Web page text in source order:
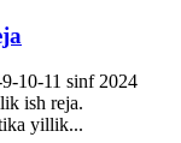
10-11 sinf 2024
ish reja.
yillik...